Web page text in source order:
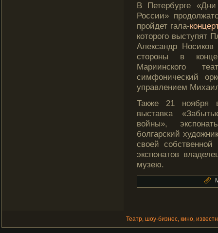
В Петербурге
России»
пройдет гала-
которого выступят
Александр
стороны в
Мариинского
симфонический
управлением
Также 21 ноября
выставκа
войны»,
болгарский
своей
экспонатοв
музею.
Театр, шоу-бизнес, кино,